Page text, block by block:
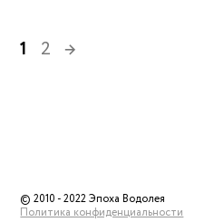
1 2
© 2010 - 2022 Эпоха Водолея
Политика конфиденциальности